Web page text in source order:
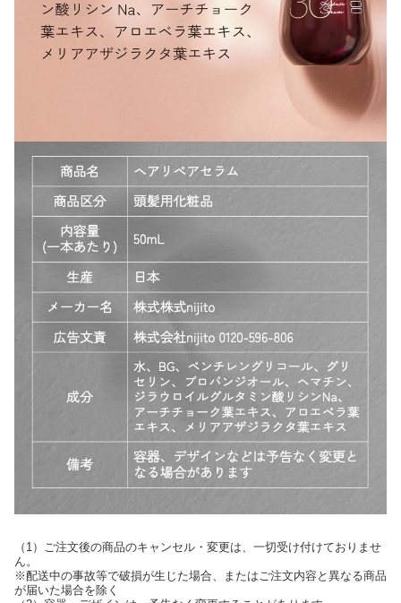
（1）ご注文後の商品のキャンセル・変更は、一切受け付けておりませ
ん。
※配送中の事故等で破損が生じた場合、またはご注文内容と異なる商品
が届いた場合を除く